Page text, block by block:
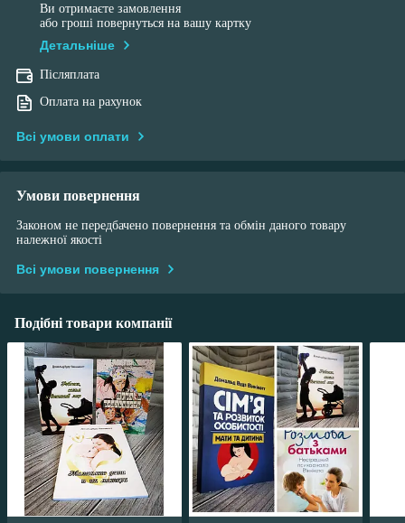
Ви отримаєте замовлення
або гроші повернуться на вашу картку
Детальніше
Післяплата
Оплата на рахунок
Всі умови оплати
Умови повернення
Законом не передбачено повернення та обмін даного товару
належної якості
Всі умови повернення
Подібні товари компанії